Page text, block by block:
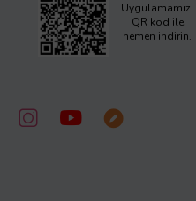
Uygulamamızı
QR kod ile
hemen indirin.